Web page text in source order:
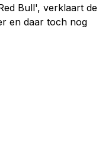
Bull', verklaart de
en daar toch nog